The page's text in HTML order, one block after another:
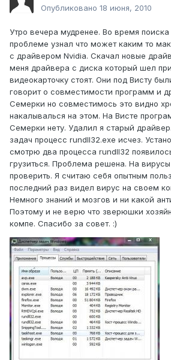
Опубликовано 18 июня, 2010
Утро вечера мудренее. Во время
проблеме узнал что может каким то
с драйвером Nvidia. Скачал новые
меня драйвера с диска который шел
видеокарточку стоят. Они под Висту
говорит о совместимости программ и
Семерки но совместимось это видно
накалывалься на этом. На Висте
Семерки нету. Удалил я старый
задач процесс rundll32.exe исчез.
смотрю два процесса rundll32
грузиться. Проблема решена. На
проверить. Я считаю себя опытным
последний раз видел вирус на своем
Немного знаний и мозгов и ни какой
Поэтому и не верю что зверюшки
компе. Спасибо за совет. :)